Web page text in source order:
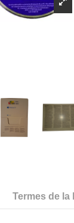
Termes de la